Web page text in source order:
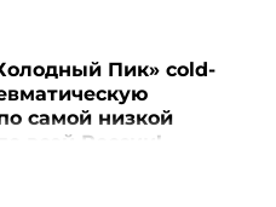
Пик» cold-
самой низкой
всей России!